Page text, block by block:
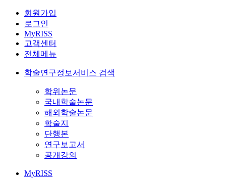
회원가입
로그인
MyRISS
고객센터
전체메뉴
학술연구정보서비스 검색
학위논문
국내학술논문
해외학술논문
학술지
단행본
연구보고서
공개강의
MyRISS